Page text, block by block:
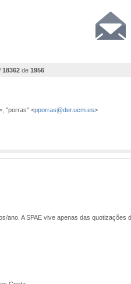
18362 de 1956
"porras" <pporras@der.ucm.es>
ano. A SPAE vive apenas das